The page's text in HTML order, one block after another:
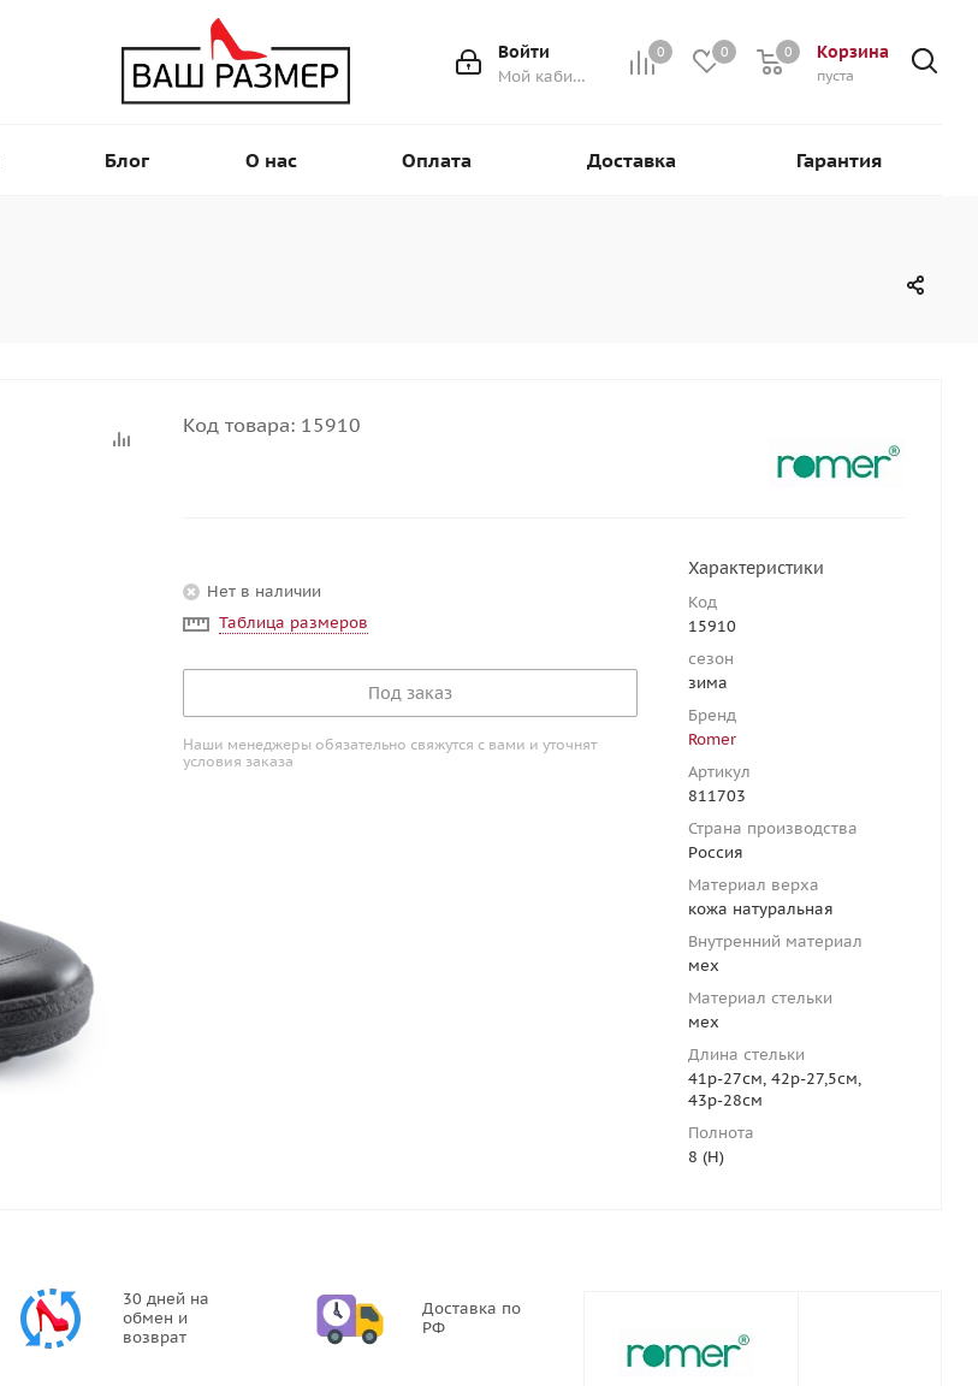
0 0 Корзина
0
пуста
0
Войти
Мой кабинет
Блог О нас Оплата Доставка Гарантия
Код товара: 15910
Нет в наличии
Таблица размеров
Под заказ
Наши менеджеры обязательно свяжутся с вами и уточнят
условия заказа
Характеристики
Код
15910
сезон
зима
Бренд
Romer
Артикул
811703
Страна производства
Россия
Материал верха
кожа натуральная
Внутренний материал
мех
Материал стельки
мех
Длина стельки
41р-27см, 42р-27,5см,
43р-28см
Полнота
8 (H)
30 дней на
обмен и
возврат
Доставка по
РФ